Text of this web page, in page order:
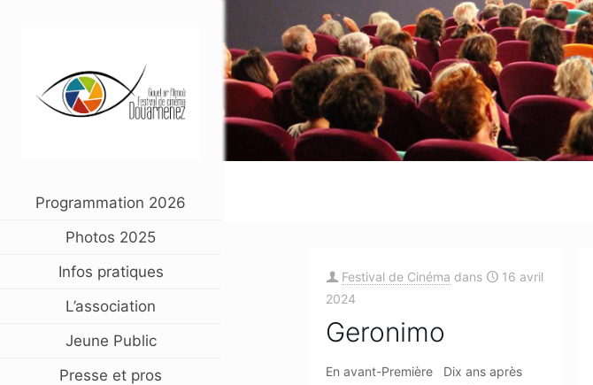
Programmation 2026
Photos 2025
Infos pratiques
L’association
Jeune Public
Presse et pros
Festival de Cinéma dans
16 avril
2024
Geronimo
En avant-Première Dix ans après